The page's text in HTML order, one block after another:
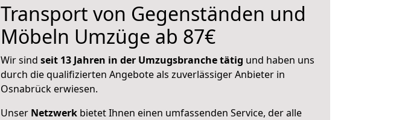
Transport von Gegenständen und
Möbeln Umzüge ab 87€
Wir sind seit 13 Jahren in der Umzugsbranche tätig und haben uns
durch die qualifizierten Angebote als zuverlässiger Anbieter in
Osnabrück erwiesen.
Unser Netzwerk bietet Ihnen einen umfassenden Service, der alle